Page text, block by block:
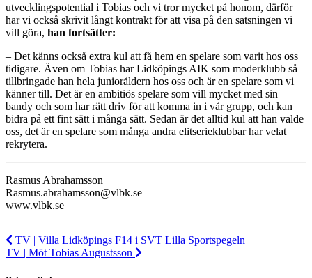
utvecklingspotential i Tobias och vi tror mycket på honom, därför
har vi också skrivit långt kontrakt för att visa på den satsningen vi
vill göra, han fortsätter:
– Det känns också extra kul att få hem en spelare som varit hos oss
tidigare. Även om Tobias har Lidköpings AIK som moderklubb så
tillbringade han hela junioråldern hos oss och är en spelare som vi
känner till. Det är en ambitiös spelare som vill mycket med sin
bandy och som har rätt driv för att komma in i vår grupp, och kan
bidra på ett fint sätt i många sätt. Sedan är det alltid kul att han valde
oss, det är en spelare som många andra elitserieklubbar har velat
rekrytera.
Rasmus Abrahamsson
Rasmus.abrahamsson@vlbk.se
www.vlbk.se
TV | Villa Lidköpings F14 i SVT Lilla Sportspegeln
TV | Möt Tobias Augustsson